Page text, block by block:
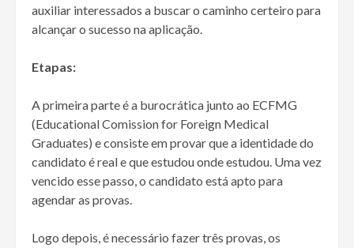
auxiliar interessados a buscar o caminho certeiro para
alcançar o sucesso na aplicação.
Etapas:
A primeira parte é a burocrática junto ao ECFMG
(Educational Comission for Foreign Medical
Graduates) e consiste em provar que a identidade do
candidato é real e que estudou onde estudou. Uma vez
vencido esse passo, o candidato está apto para
agendar as provas.
Logo depois, é necessário fazer três provas, os